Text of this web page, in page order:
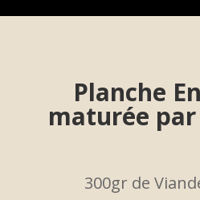
Planche
maturée
300gr de